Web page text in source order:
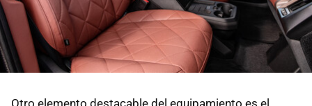
Otro elemento destacable del equipamiento es el